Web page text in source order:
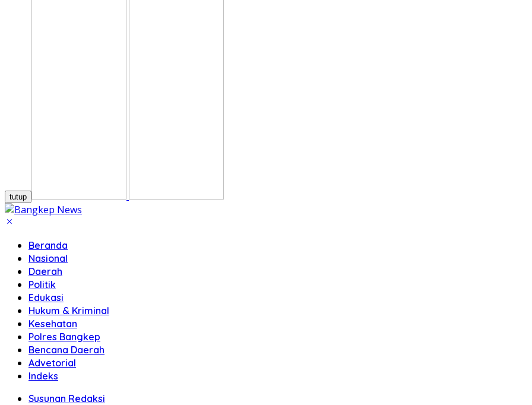
tutup
Beranda
Nasional
Daerah
Politik
Edukasi
Hukum & Kriminal
Kesehatan
Polres Bangkep
Bencana Daerah
Advetorial
Indeks
Susunan Redaksi